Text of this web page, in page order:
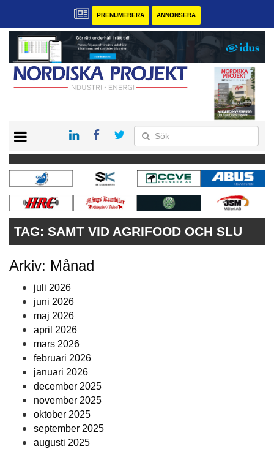
PRENUMERERA ANNONSERA
KONTAKT
VÅRA ANDRA MAGASIN
PRENUMERERA
ANNONSERA
TAG: SAMT VID AGRIFOOD OCH SLU
Arkiv: Månad
juli 2026
juni 2026
maj 2026
april 2026
mars 2026
februari 2026
januari 2026
december 2025
november 2025
oktober 2025
september 2025
augusti 2025